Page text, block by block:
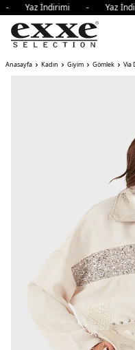
Yaz İndirimi -
Anasayfa Kadın Giyim Gömlek Via